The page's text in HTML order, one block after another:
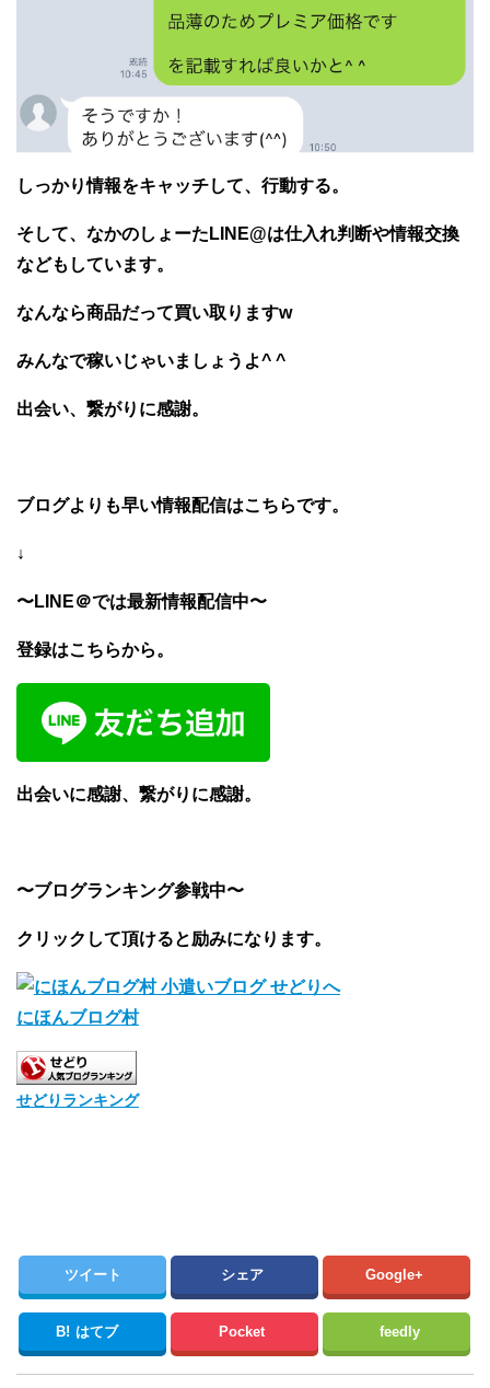
しっかり情報をキャッチして、行動する。
そして、なかのしょーたLINE@は仕入れ判断や情報交換
などもしています。
なんなら商品だって買い取りますw
みんなで稼いじゃいましょうよ^ ^
出会い、繋がりに感謝。
ブログよりも早い情報配信はこちらです。
↓
〜LINE＠では最新情報配信中〜
登録はこちらから。
出会いに感謝、繋がりに感謝。
〜ブログランキング参戦中〜
クリックして頂けると励みになります。
にほんブログ村
せどりランキング
ツイート シェア Google+
B! はてブ Pocket feedly